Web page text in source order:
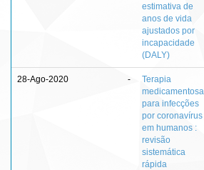
estimativa de
anos de vida
ajustados por
incapacidade
(DALY)
28-Ago-2020 -
Terapia
medicamentosa
para infecções
por coronavírus
em humanos :
revisão
sistemática
rápida